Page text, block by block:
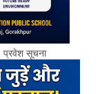
सूचना